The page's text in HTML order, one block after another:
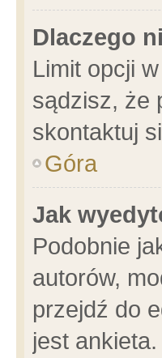
Dlaczego
Limit opcji
sądzisz, że
skontaktuj
Góra
Jak
Podobnie
autorów,
przejdź do
jest